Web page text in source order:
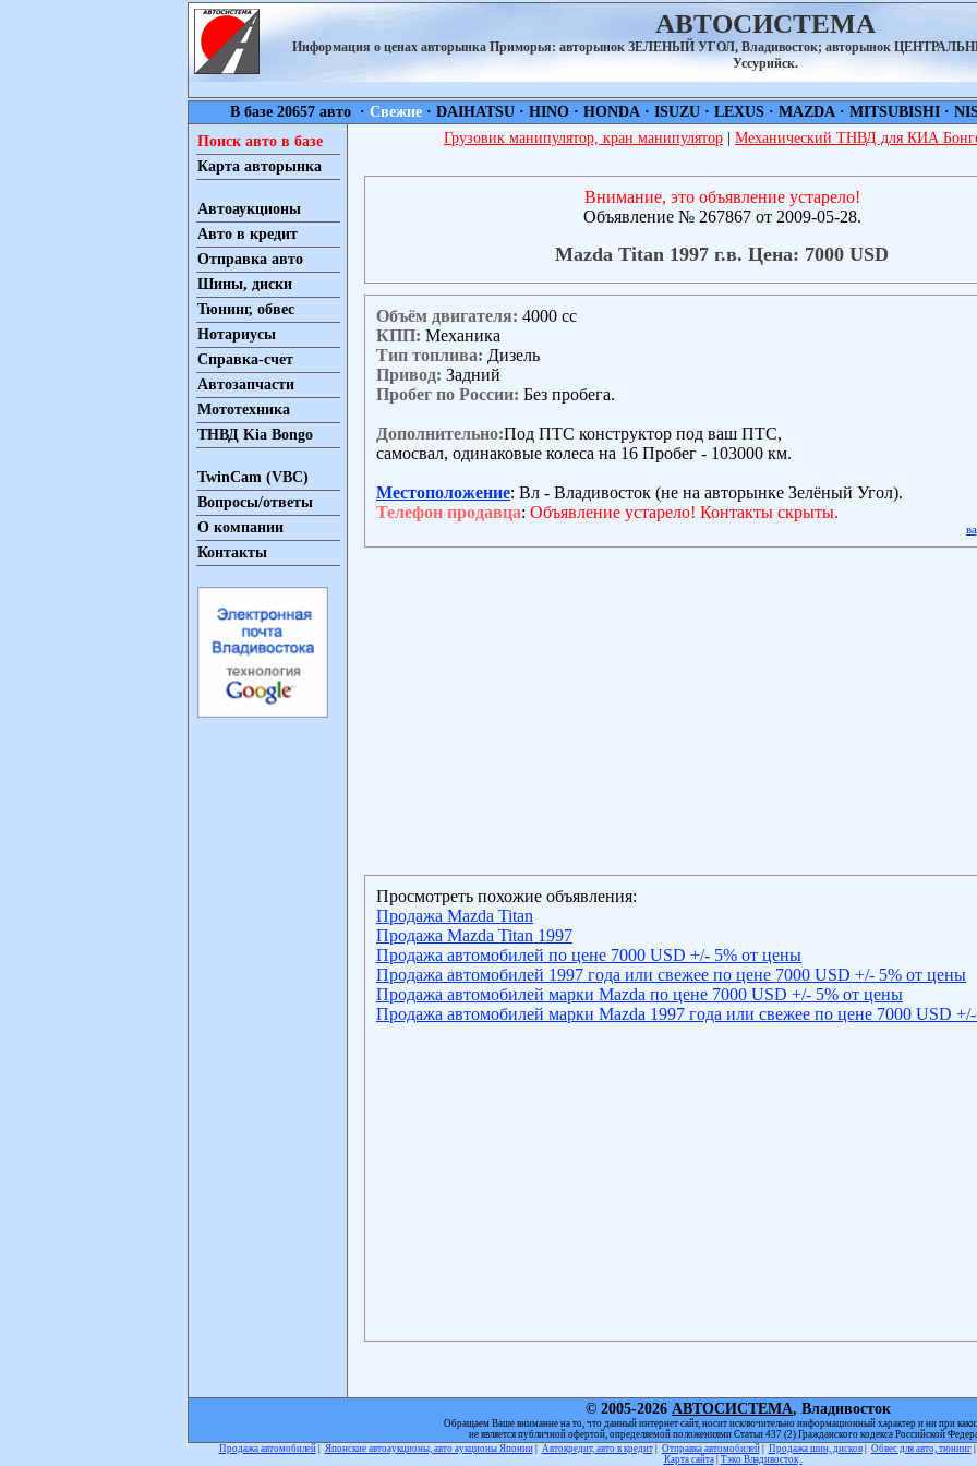
АВТОСИСТЕМА
Информация о ценах авторынка Приморья: авторынок ЗЕЛЕНЫЙ УГОЛ, Владивосток; авторынок
Уссурийск.
В базе 20657 авто · Свежие· DAIHATSU· HINO· HONDA· ISUZU· LEXUS· MAZDA· MITSUBISHI·
Поиск авто в базе
Карта авторынка
Автоаукционы
Авто в кредит
Отправка авто
Шины, диски
Тюнинг, обвес
Нотариусы
Справка-счет
Автозапчасти
Мототехника
ТНВД Kia Bongo
TwinCam (VBC)
Вопросы/ответы
О компании
Контакты
Грузовик манипулятор, кран манипулятор Механический ТНВД для КИА
Внимание, это объявление устарело!
Объявление № 267867 от 2009-05-28.
Mazda Titan 1997 г.в. Цена: 7000 USD
Объём двигателя: 4000 сс
КПП: Механика
Тип топлива: Дизель
Привод: Задний
Пробег по России: Без пробега.
Дополнительно:Под ПТС конструктор под ваш ПТС,
самосвал, одинаковые колеса на 16 Пробег - 103000 км.
Местоположение: Вл - Владивосток (не на авторынке Зелёный Угол).
Телефон продавца: Объявление устарело! Контакты скрыты.
Просмотреть похожие объявления:
Продажа Mazda Titan
Продажа Mazda Titan 1997
Продажа автомобилей по цене 7000 USD +/- 5% от цены
Продажа автомобилей 1997 года или свежее по цене 7000 USD +/- 5% от цены
Продажа автомобилей марки Mazda по цене 7000 USD +/- 5% от цены
Продажа автомобилей марки Mazda 1997 года или свежее по цене 7000 USD
© 2005-2026 АВТОСИСТЕМА, Владивосток
Обращаем Ваше внимание на то, что данный интернет сайт, носит исключительно информационный характер и ни при
не является публичной офертой, определяемой положениями Статьи 437 (2) Гражданского кодекса Российской
Продажа автомобилей| Японские автоаукционы, авто аукционы Японии| Автокредит, авто в кредит| Отправка автомобилей| Продажа шин, дисков| Обвес для авто, тюнинг|
Карта сайта| Тэко Владивосток